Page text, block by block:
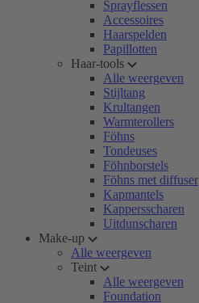
Sprayflessen
Accessoires
Haarspelden
Papillotten
Haar-tools
Alle weergeven
Stijltang
Krultangen
Warmterollers
Föhns
Tondeuses
Föhnborstels
Föhns met diffuser
Kapmantels
Kappersscharen
Uitdunscharen
Make-up
Alle weergeven
Teint
Alle weergeven
Foundation